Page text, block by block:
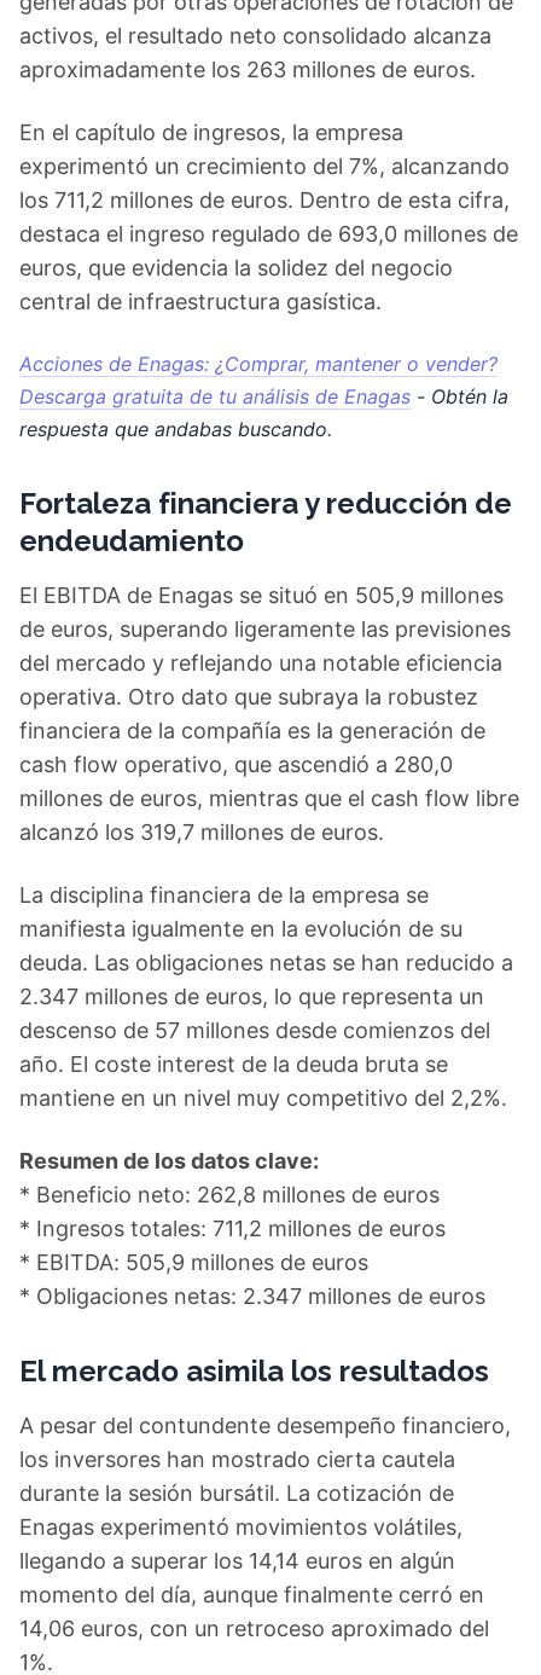
activos, el resultado neto consolidado alcanza
aproximadamente los 263 millones de euros.
En el capítulo de ingresos, la empresa
experimentó un crecimiento del 7%, alcanzando
los 711,2 millones de euros. Dentro de esta cifra,
destaca el ingreso regulado de 693,0 millones de
euros, que evidencia la solidez del negocio
central de infraestructura gasística.
Acciones de Enagas: ¿Comprar, mantener o vender?
Descarga gratuita de tu análisis de Enagas - Obtén la
respuesta que andabas buscando.
Fortaleza financiera y reducción de
endeudamiento
El EBITDA de Enagas se situó en 505,9 millones
de euros, superando ligeramente las previsiones
del mercado y reflejando una notable eficiencia
operativa. Otro dato que subraya la robustez
financiera de la compañía es la generación de
cash flow operativo, que ascendió a 280,0
millones de euros, mientras que el cash flow libre
alcanzó los 319,7 millones de euros.
La disciplina financiera de la empresa se
manifiesta igualmente en la evolución de su
deuda. Las obligaciones netas se han reducido a
2.347 millones de euros, lo que representa un
descenso de 57 millones desde comienzos del
año. El coste interest de la deuda bruta se
mantiene en un nivel muy competitivo del 2,2%.
Resumen de los datos clave:
* Beneficio neto: 262,8 millones de euros
* Ingresos totales: 711,2 millones de euros
* EBITDA: 505,9 millones de euros
* Obligaciones netas: 2.347 millones de euros
El mercado asimila los resultados
A pesar del contundente desempeño financiero,
los inversores han mostrado cierta cautela
durante la sesión bursátil. La cotización de
Enagas experimentó movimientos volátiles,
llegando a superar los 14,14 euros en algún
momento del día, aunque finalmente cerró en
14,06 euros, con un retroceso aproximado del
1%.